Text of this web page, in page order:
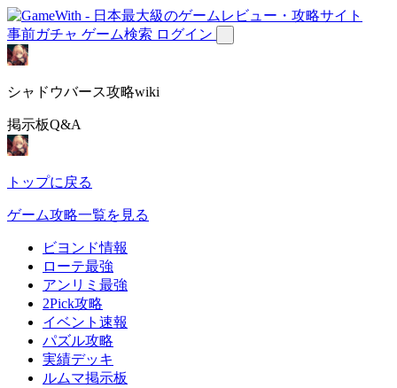
事前ガチャ ゲーム検索 ログイン
シャドウバース攻略wiki
掲示板Q&A
トップに戻る
ゲーム攻略一覧を見る
ビヨンド情報
ローテ最強
アンリミ最強
2Pick攻略
イベント速報
パズル攻略
実績デッキ
ルムマ掲示板